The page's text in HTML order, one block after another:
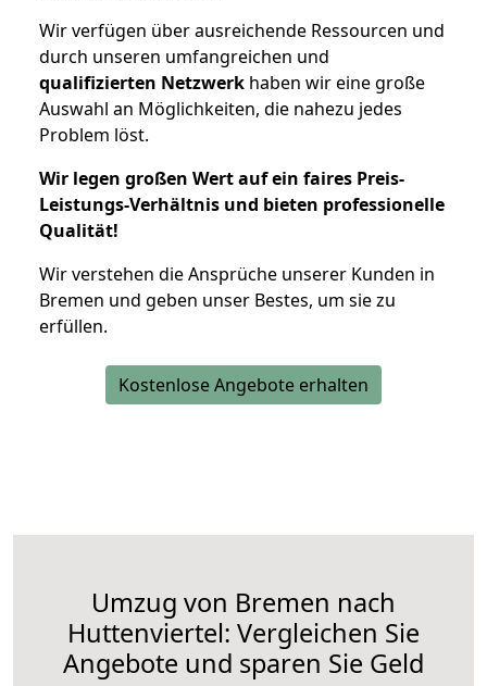
Wir verfügen über ausreichende Ressourcen und
durch unseren umfangreichen und
qualifizierten Netzwerk haben wir eine große
Auswahl an Möglichkeiten, die nahezu jedes
Problem löst.
Wir legen großen Wert auf ein faires Preis-
Leistungs-Verhältnis und bieten professionelle
Qualität!
Wir verstehen die Ansprüche unserer Kunden in
Bremen und geben unser Bestes, um sie zu
erfüllen.
Kostenlose Angebote erhalten
Umzug von Bremen nach
Huttenviertel: Vergleichen Sie
Angebote und sparen Sie Geld